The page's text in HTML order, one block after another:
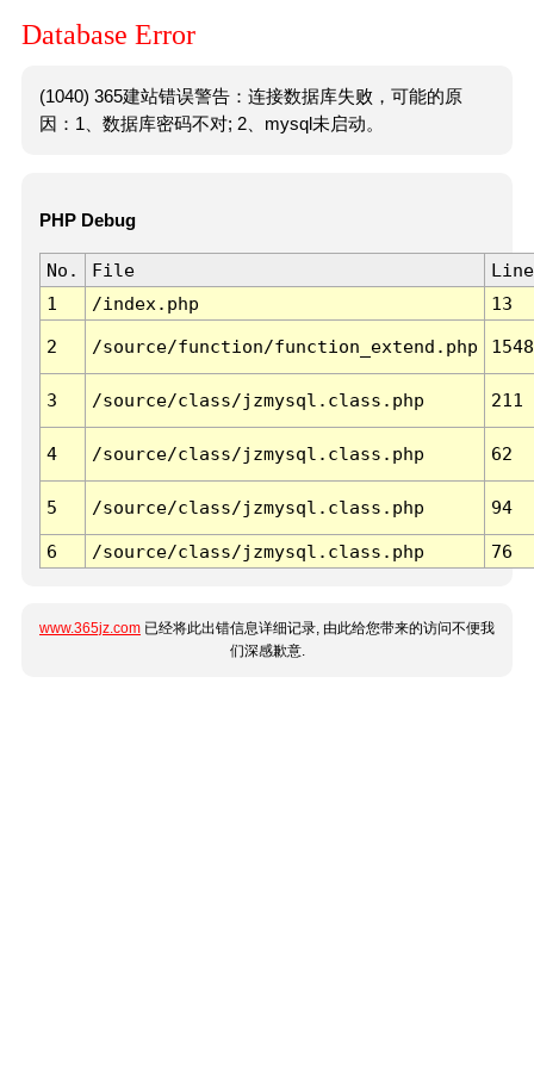
Database Error
(1040) 365建站错误警告：连接数据库失败，可能的原
因：1、数据库密码不对; 2、mysql未启动。
PHP Debug
No. File
Line
1
/index.php 13
2 /source/function/function_extend.php 1548
3 /source/class/jzmysql.class.php 211
4 /source/class/jzmysql.class.php 62
5 /source/class/jzmysql.class.php 94
6 /source/class/jzmysql.class.php 76
www.365jz.com 已经将此出错信息详细记录, 由此给您带来的访问不便我
们深感歉意.